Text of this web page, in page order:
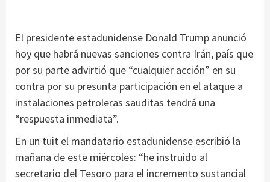
El presidente estadunidense Donald Trump anunció
hoy que habrá nuevas sanciones contra Irán, país que
por su parte advirtió que “cualquier acción” en su
contra por su presunta participación en el ataque a
instalaciones petroleras sauditas tendrá una
“respuesta inmediata”.
En un tuit el mandatario estadunidense escribió la
mañana de este miércoles: “he instruido al
secretario del Tesoro para el incremento sustancial